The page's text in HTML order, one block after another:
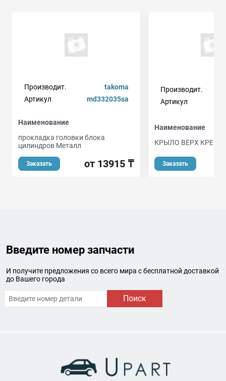
Производит.
takoma
Артикул
md332035sa
Наименование
прокладка головки блока
цилиндров Металл
Заказать от 13915 ₸
Производит.
Артикул
Наименование
КРЫЛО ВЕРХ
Заказать
Введите номер запчасти
И получите предложения со всего мира с бесплатной доставкой
до Вашего города
Поиск